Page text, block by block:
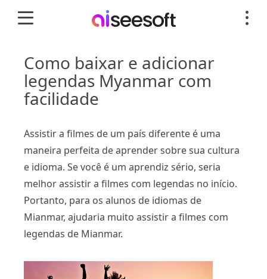
Como baixar e adicionar
legendas Myanmar com
facilidade
Assistir a filmes de um país diferente é uma
maneira perfeita de aprender sobre sua cultura
e idioma. Se você é um aprendiz sério, seria
melhor assistir a filmes com legendas no início.
Portanto, para os alunos de idiomas de
Mianmar, ajudaria muito assistir a filmes com
legendas de Mianmar.